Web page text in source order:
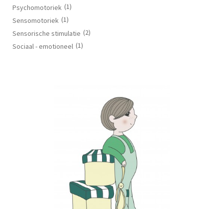
Psychomotoriek (1)
Sensomotoriek (1)
Sensorische stimulatie (2)
Sociaal - emotioneel (1)